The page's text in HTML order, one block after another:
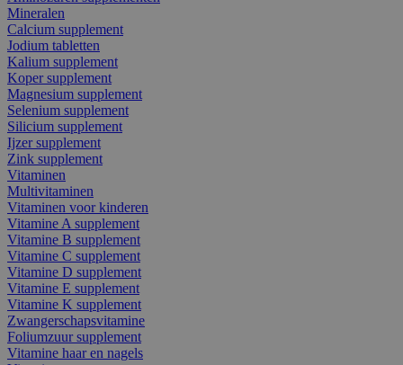
Mineralen
Calcium supplement
Jodium tabletten
Kalium supplement
Koper supplement
Magnesium supplement
Selenium supplement
Silicium supplement
Ijzer supplement
Zink supplement
Vitaminen
Multivitaminen
Vitaminen voor kinderen
Vitamine A supplement
Vitamine B supplement
Vitamine C supplement
Vitamine D supplement
Vitamine E supplement
Vitamine K supplement
Zwangerschapsvitamine
Foliumzuur supplement
Vitamine haar en nagels